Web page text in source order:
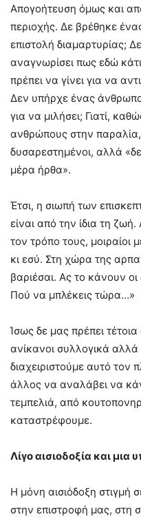
Απογοήτευση όμως και
περιοχής. Δε βρέθηκε
επιστολή διαμαρτυρίας;
αναγνωρίσει πως εδώ
πρέπει να γίνει για να
Δεν υπήρχε ένας
για να μιλήσει; Γιατί,
ανθρώπους στην παραλία,
δυσαρεστημένοι, αλλά
μέρα ήρθα».
Έτσι, η σιωπή των
είναι από την ίδια τη
τον τρόπο τους, μοιραίοι
κι εσύ. Στη χώρα της
βαριέσαι. Ας το κάνουν
Πού να μπλέκεις τώρα…»
Ίσως δε μας πρέπει
ανίκανοι συλλογικά
διαχειριστούμε αυτό τον
άλλος να αναλάβει να
τεμπελιά, από
καταστρέφουμε.
Λίγο αισιοδοξία και μια
Η μόνη αισιόδοξη στιγμή
στην επιστροφή μας, στη